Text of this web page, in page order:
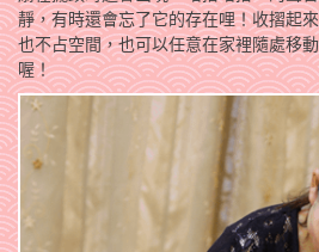
靜，有時還會忘了它的存在哩！收摺起
也不占空間，也可以任意在家裡隨處移
喔！